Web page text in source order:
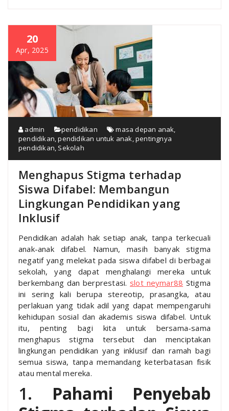
20
Apr, 2025
admin pendidikan masa depan anak,
pendidikan,pendidikan untuk anak,pentingnya
pendidikan, Sekolah
Menghapus Stigma terhadap
Siswa Difabel: Membangun
Lingkungan Pendidikan yang
Inklusif
Pendidikan adalah hak setiap anak, tanpa terkecuali
anak-anak difabel. Namun, masih banyak stigma
negatif yang melekat pada siswa difabel di berbagai
sekolah, yang dapat menghalangi mereka untuk
berkembang dan berprestasi. slot neymar88 Stigma
ini sering kali berupa stereotip, prasangka, atau
perlakuan yang tidak adil yang dapat mempengaruhi
kehidupan sosial dan akademis siswa difabel. Untuk
itu, penting bagi kita untuk bersama-sama
menghapus stigma tersebut dan menciptakan
lingkungan pendidikan yang inklusif dan ramah bagi
semua siswa, tanpa memandang keterbatasan fisik
atau mental mereka.
1. Pahami Penyebab